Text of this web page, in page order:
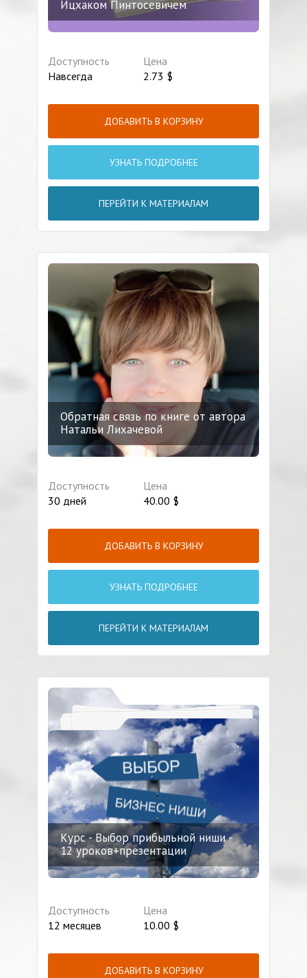
Ицхаком Пинтосевичем
Доступность
Навсегда
Цена
2.73 $
ДОБАВИТЬ В КОРЗИНУ
УЗНАТЬ ПОДРОБНЕЕ
ПЕРЕЙТИ К МАТЕРИАЛАМ
Обратная связь по книге от автора
Натальи Лихачевой
Доступность
30 дней
Цена
40.00 $
ДОБАВИТЬ В КОРЗИНУ
УЗНАТЬ ПОДРОБНЕЕ
ПЕРЕЙТИ К МАТЕРИАЛАМ
Курс - Выбор прибыльной ниши -
12 уроков+презентации
Доступность
12 месяцев
Цена
10.00 $
ДОБАВИТЬ В КОРЗИНУ